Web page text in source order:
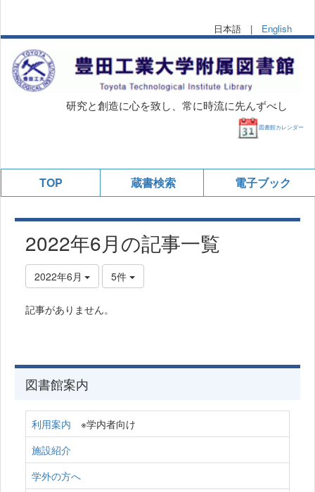
日本語 | English
研究と創造に心を致し、常に時流に先んずべし
図書館カレンダー
TOP 蔵書検索 電子ブック
2022年6月の記事一覧
2022年6月 5件
記事がありません。
図書館案内
利用案内 ※学内者向け
施設紹介
学外の方へ